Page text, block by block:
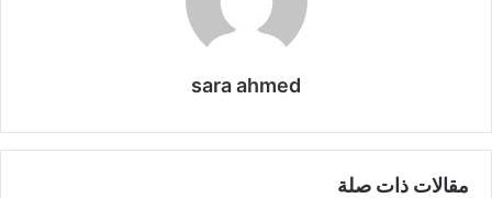
sara ahmed
مقالات ذات صلة